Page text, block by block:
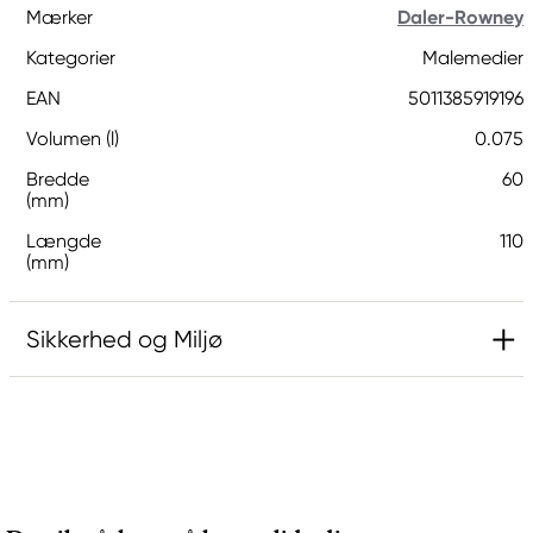
Mærker
Daler-Rowney
Kategorier
Malemedier
EAN
5011385919196
Volumen (l)
0.075
Bredde
(mm)
60
Længde
(mm)
110
Sikkerhed og Miljø
Kan være livsfarligt, hvis det indtages og kommer